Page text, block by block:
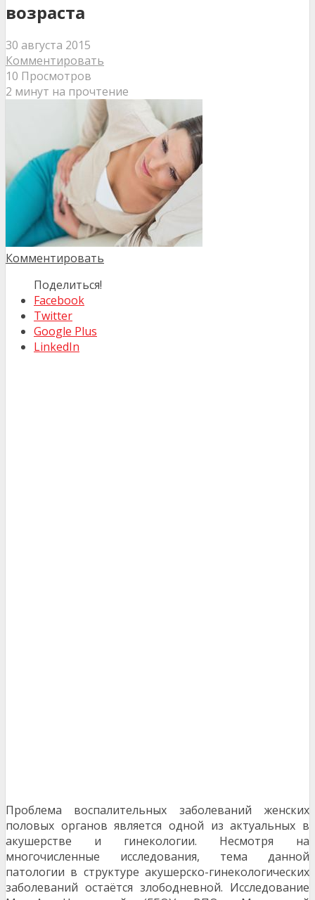
возраста
30 августа 2015
Комментировать
10 Просмотров
2 минут на прочтение
Комментировать
Поделиться!
Facebook
Twitter
Google Plus
LinkedIn
Проблема воспалительных заболеваний женских
половых органов является одной из актуальных в
акушерстве и гинекологии. Несмотря на
многочисленные исследования, тема данной
патологии в структуре акушерско-гинекологических
заболеваний остаётся злободневной. Исследование